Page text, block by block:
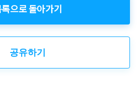
으로 돌아가기
공유하기